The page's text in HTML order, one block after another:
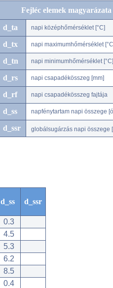
Fejléc elemek magyarázata
d_ta napi középhőmérséklet [°C]
d_tx napi maximumhőmérséklet
d_tn napi minimumhőmérséklet [°C]
d_rs napi csapadékösszeg [mm]
d_rf napi csapadékösszeg fajtája
d_ss napfénytartam napi összege
d_ssr globálsugárzás napi összege
d_ss d_ssr
0.3
4.5
5.3
6.2
8.5
0.4